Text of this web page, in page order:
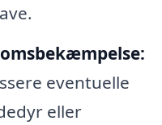
eventuelle
eller